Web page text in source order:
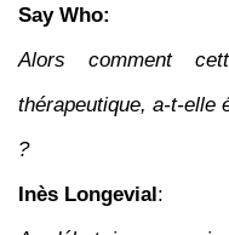
Say Who:
Alors comment
thérapeutique, a-t-elle
?
Inès Longevial: